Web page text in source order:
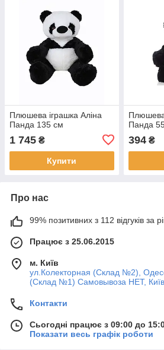
Плюшева іграшка Аліна
Панда 135 см
1 745 ₴
Купити
Плюшева
Панда
394₴
Про нас
99% позитивних з 112 відгуків за
Працює з 25.06.2015
м. Київ
ул.Колекторная (Склад №2),
(Склад №1) Самовывоза НЕТ,
Контакти
Сьогодні працює з 09:00 до
Показати весь графік роботи